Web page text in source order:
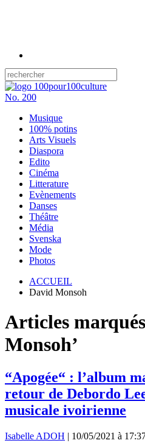
No. 200
Musique
100% potins
Arts Visuels
Diaspora
Edito
Cinéma
Litterature
Evènements
Danses
Théâtre
Média
Svenska
Mode
Photos
ACCUEIL
David Monsoh
Articles
Monsoh’
“Apogée“ : l’album
retour de Debordo
musicale ivoirienne
Isabelle ADOH | 10/05/2021 à